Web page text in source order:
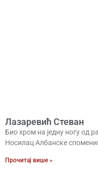
Лазаревић Стеван
Био хром на једну ногу од
Носилац Албанске
Прочитај више »